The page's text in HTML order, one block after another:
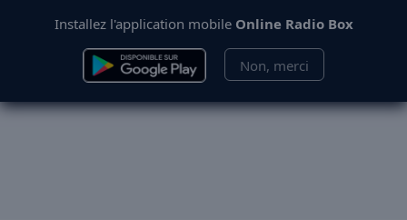
Installez l'application mobile Online Radio Box
Non, merci